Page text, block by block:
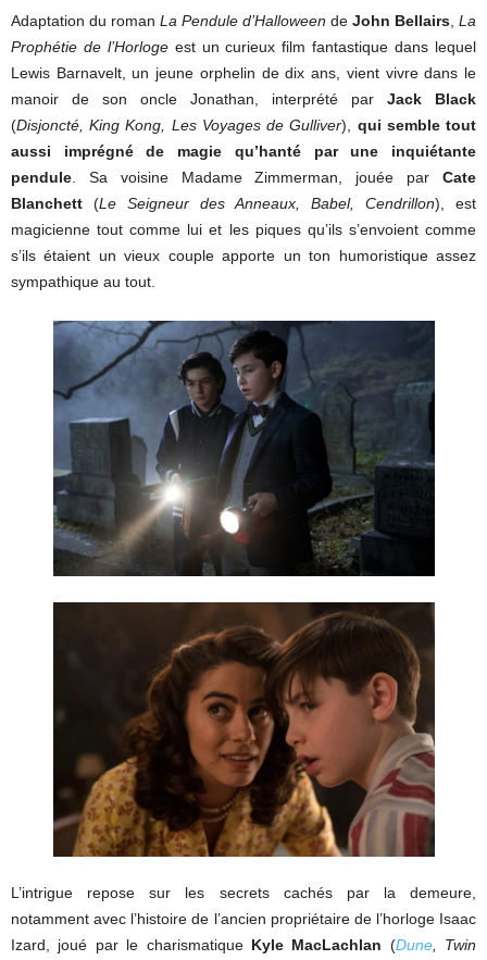
Adaptation du roman La Pendule d’Halloween de John Bellairs, La
Prophétie de l’Horlogeest un curieux film fantastique dans lequel
Lewis Barnavelt, un jeune orphelin de dix ans, vient vivre dans le
manoir de son oncle Jonathan, interprété par Jack Black
(Disjoncté, King Kong, Les Voyages de Gulliver), qui semble tout
aussi imprégné de magie qu’hanté par une inquiétante
pendule. Sa voisine Madame Zimmerman, jouée par Cate
Blanchett (Le Seigneur des Anneaux, Babel, Cendrillon), est
magicienne tout comme lui et les piques qu’ils s’envoient comme
s’ils étaient un vieux couple apporte un ton humoristique assez
sympathique au tout.
L’intrigue repose sur les secrets cachés par la demeure,
notamment avec l’histoire de l’ancien propriétaire de l’horloge Isaac
Izard, joué par le charismatique Kyle MacLachlan (Dune, Twin